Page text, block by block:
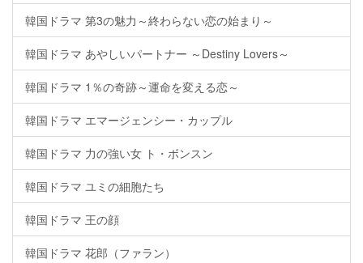
韓国ドラマ 第3の魅力～終わらない恋の始まり～
韓国ドラマ あやしいパートナー ～Destiny Lovers～
韓国ドラマ 1％の奇跡～運命を変える恋～
韓国ドラマ エマージェンシー・カップル
韓国ドラマ 力の強い女 ト・ボンスン
韓国ドラマ ユミの細胞たち
韓国ドラマ 王の顔
韓国ドラマ 花郎（ファラン）